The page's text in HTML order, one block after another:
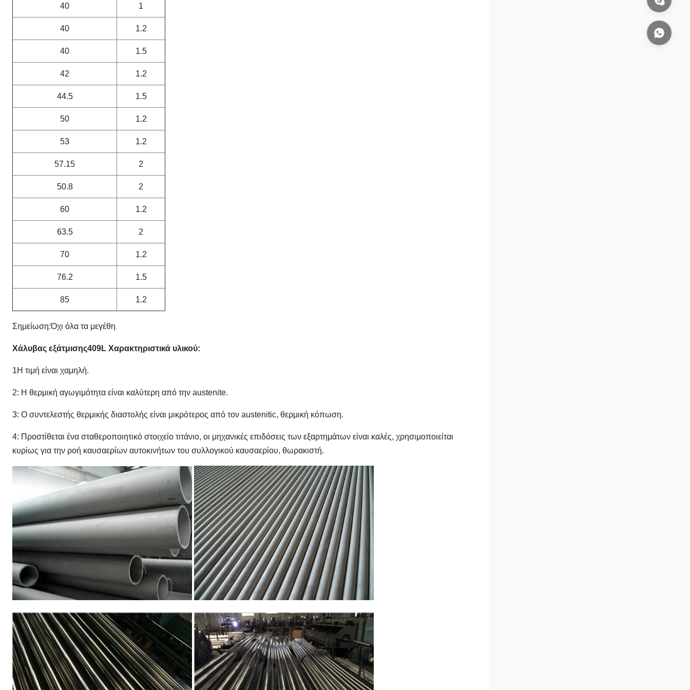
40 1
40 1.2
40 1.5
42 1.2
44.5 1.5
50 1.2
53 1.2
57.15 2
50.8 2
60 1.2
63.5 2
70 1.2
76.2 1.5
85 1.2
Σημείωση:Όχι όλα τα μεγέθη.
Χάλυβας εξάτμισης409L Χαρακτηριστικά υλικού:
1Η τιμή είναι χαμηλή.
2: Η θερμική αγωγιμότητα είναι καλύτερη από την austenite.
3: Ο συντελεστής θερμικής διαστολής είναι μικρότερος από τον austenitic, θερμική κόπωση.
4: Προστίθεται ένα σταθεροποιητικό στοιχείο τιτάνιο, οι μηχανικές επιδόσεις των εξαρτημάτων είναι καλές, χρησιμοποιείται
κυρίως για την ροή καυσαερίων αυτοκινήτων του συλλογικού καυσαερίου, θωρακιστή.